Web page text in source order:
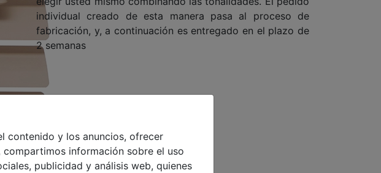
contenido y los anuncios, ofrecer
información sobre el uso
publicidad y análisis web, quienes
individual creado de esta manera pasa al proceso de
fabricación, y, a continuación es entregado en el plazo de
2 semanas